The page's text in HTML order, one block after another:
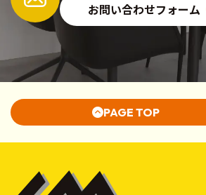
お問い合わせフォーム
PAGE TOP